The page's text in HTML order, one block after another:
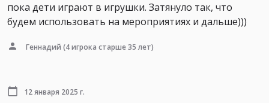
пока дети играют в игрушки. Затянуло так, что
будем использовать на мероприятиях и дальше)))
Геннадий (4 игрока старше 35 лет)
12 января 2025 г.